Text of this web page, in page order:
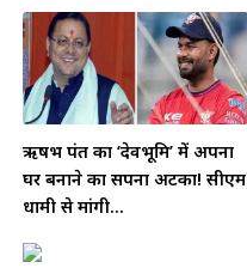
ऋषभ पंत का ‘देवभूमि’ में अपना
घर बनाने का सपना अटका! सीएम
धामी से मांगी...